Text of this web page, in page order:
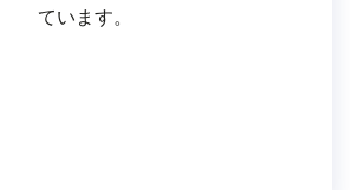
ています。